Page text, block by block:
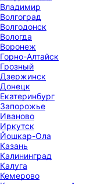
Владимир
Волгоград
Волгодонск
Вологда
Воронеж
Горно-Алтайск
Грозный
Дзержинск
Донецк
Екатеринбург
Запорожье
Иваново
Иркутск
Йошкар-Ола
Казань
Калининград
Калуга
Кемерово